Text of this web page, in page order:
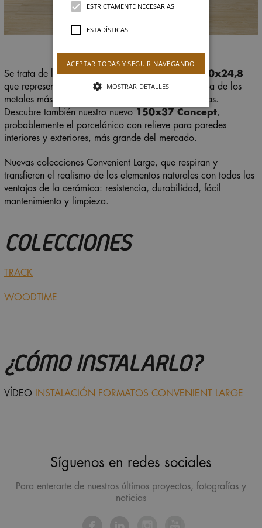
Se trata de los formatos150x75,150x37y150x24,8
que representan con fuerza y naturalidad, la esencia de los
metales más transgresores y las maderas más cálidas.
Descubre también nuestro nuevo 150x37 Concept,
probablemente el porcelánico con relieve para paredes
interiores y exteriores, más grande del mercado.
Nuevas colecciones Convenient Large, que respiran y
transfieren el realismo de los elementos naturales con todas las
ventajas de la cerámica: resistencia, durabilidad, fácil
mantenimiento y limpieza.
COLECCIONES
TRACK
WOODTIME
¿CÓMO INSTALARLO?
VÍDEO INSTALACIÓN FORMATOS CONVENIENT LARGE
Síguenos en redes sociales
Para enterarte de nuestros últimos proyectos, fotografías y
noticias
ESTRICTAMENTE NECESARIAS
ESTADÍSTICAS
ACEPTAR TODAS Y SEGUIR NAVEGANDO
MOSTRAR DETALLES